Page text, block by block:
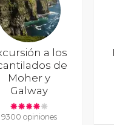
a los
de
Moher y
Galway
9300 opiniones